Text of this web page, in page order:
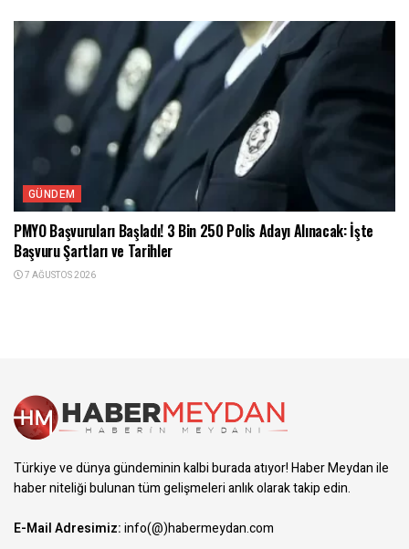
GÜNDEM
PMYO Başvuruları Başladı! 3 Bin 250 Polis Adayı Alınacak: İşte
Başvuru Şartları ve Tarihler
7 AĞUSTOS 2026
Türkiye ve dünya gündeminin kalbi burada atıyor! Haber Meydan ile
haber niteliği bulunan tüm gelişmeleri anlık olarak takip edin.
E-Mail Adresimiz:info(@)habermeydan.com